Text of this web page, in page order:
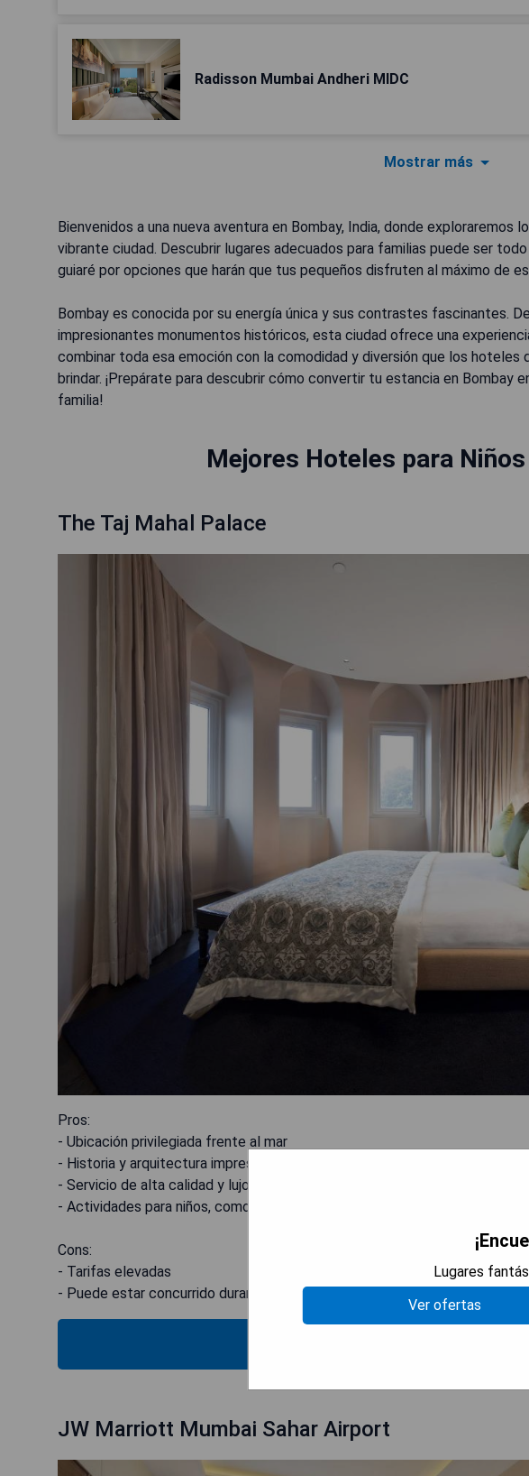
Radisson Mumbai Andheri MIDC
Mostrar más
Bienvenidos a una nueva aventura en Bombay, India, donde exploraremos
vibrante ciudad. Descubrir lugares adecuados para familias puede ser
guiaré por opciones que harán que tus pequeños disfruten al máximo de
Bombay es conocida por su energía única y sus contrastes fascinantes.
impresionantes monumentos históricos, esta ciudad ofrece una
combinar toda esa emoción con la comodidad y diversión que los hoteles
brindar. ¡Prepárate para descubrir cómo convertir tu estancia en Bombay
familia!
Mejores Hoteles para
The Taj Mahal Palace
Pros:
- Ubicación privilegiada frente al mar
- Historia y arquitectura impresionantes
- Servicio de alta calidad y lujo
- Actividades para niños, como talleres creativos y excursiones educativas
Cons:
- Tarifas elevadas
- Puede estar concurrido durante la temporada alta.
JW Marriott Mumbai Sahar Airport
Lugares
Ver ofertas